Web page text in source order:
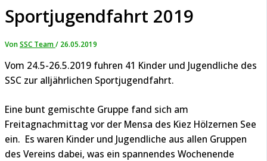
Sportjugendfahrt 2019
VonSSC Team/ 26.05.2019
Vom 24.5-26.5.2019 fuhren 41 Kinder und Jugendliche des
SSC zur alljährlichen Sportjugendfahrt.
Eine bunt gemischte Gruppe fand sich am
Freitagnachmittag vor der Mensa des Kiez Hölzernen See
ein. Es waren Kinder und Jugendliche aus allen Gruppen
des Vereins dabei, was ein spannendes Wochenende